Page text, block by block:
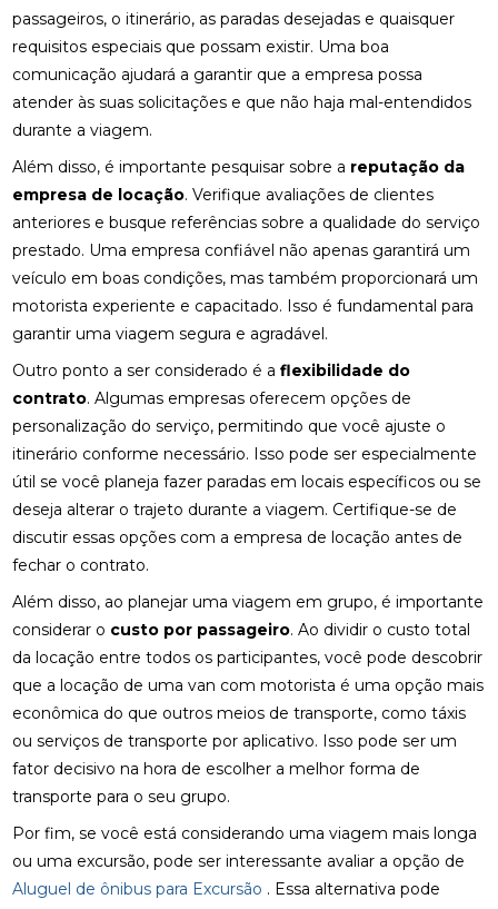
passageiros, o itinerário, as paradas desejadas e quaisquer
requisitos especiais que possam existir. Uma boa
comunicação ajudará a garantir que a empresa possa
atender às suas solicitações e que não haja mal-entendidos
durante a viagem.
Além disso, é importante pesquisar sobre a reputação da
empresa de locação. Verifique avaliações de clientes
anteriores e busque referências sobre a qualidade do serviço
prestado. Uma empresa confiável não apenas garantirá um
veículo em boas condições, mas também proporcionará um
motorista experiente e capacitado. Isso é fundamental para
garantir uma viagem segura e agradável.
Outro ponto a ser considerado é aflexibilidade do
contrato. Algumas empresas oferecem opções de
personalização do serviço, permitindo que você ajuste o
itinerário conforme necessário. Isso pode ser especialmente
útil se você planeja fazer paradas em locais específicos ou se
deseja alterar o trajeto durante a viagem. Certifique-se de
discutir essas opções com a empresa de locação antes de
fechar o contrato.
Além disso, ao planejar uma viagem em grupo, é importante
considerar o custo por passageiro. Ao dividir o custo total
da locação entre todos os participantes, você pode descobrir
que a locação de uma van com motorista é uma opção mais
econômica do que outros meios de transporte, como táxis
ou serviços de transporte por aplicativo. Isso pode ser um
fator decisivo na hora de escolher a melhor forma de
transporte para o seu grupo.
Por fim, se você está considerando uma viagem mais longa
ou uma excursão, pode ser interessante avaliar a opção de
Aluguel de ônibus para Excursão . Essa alternativa pode